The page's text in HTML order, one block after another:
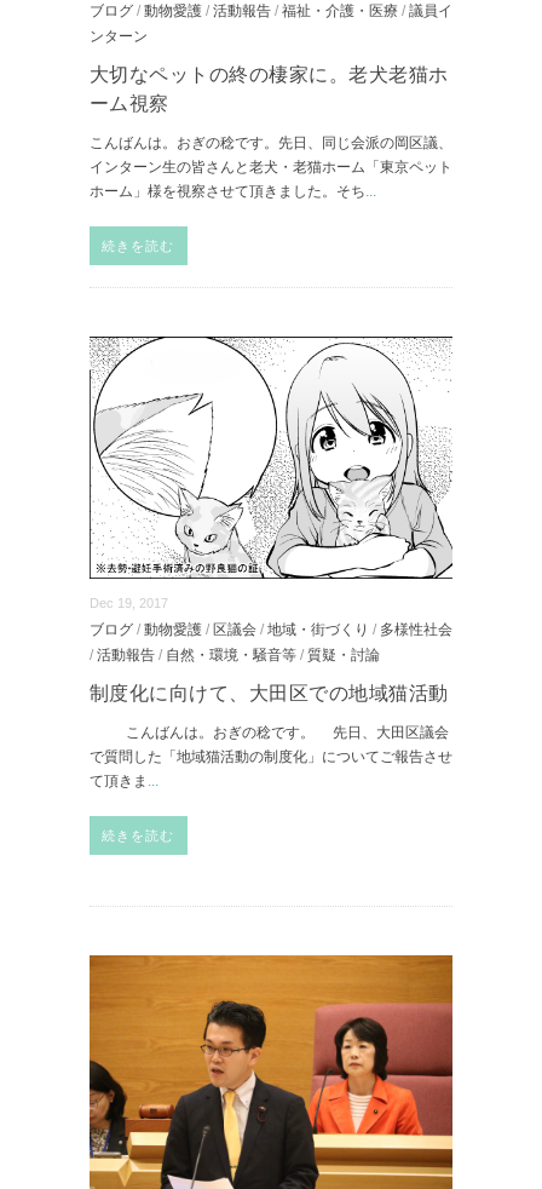
ブログ / 動物愛護 / 活動報告 / 福祉・介護・医療 / 議員イ
ンターン
大切なペットの終の棲家に。老犬老猫ホ
ーム視察
こんばんは。おぎの稔です。先日、同じ会派の岡区議、
インターン生の皆さんと老犬・老猫ホーム「東京ペット
ホーム」様を視察させて頂きました。そち
続きを読む
Dec 19, 2017
ブログ / 動物愛護 / 区議会 / 地域・街づくり / 多様性社会
/ 活動報告 / 自然・環境・騒音等 / 質疑・討論
制度化に向けて、大田区での地域猫活動
こんばんは。おぎの稔です。 先日、大田区議会
で質問した「地域猫活動の制度化」についてご報告させ
て頂きま
続きを読む